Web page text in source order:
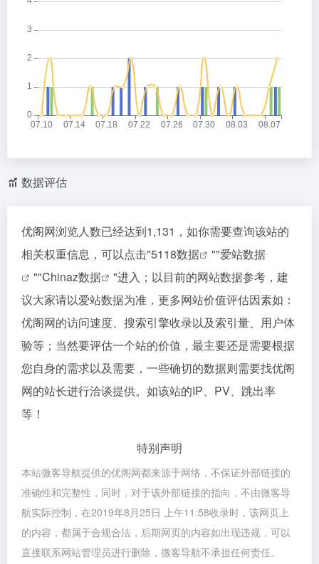
数据评估
优阁网浏览人数已经达到1,131，如你需要查询该站的
相关权重信息，可以点击"5118数据 ""爱站数据
""Chinaz数据
"进入；以目前的网站数据参考，建
议大家请以爱站数据为准，更多网站价值评估因素如：
优阁网的访问速度、搜索引擎收录以及索引量、用户体
验等；当然要评估一个站的价值，最主要还是需要根据
您自身的需求以及需要，一些确切的数据则需要找优阁
网的站长进行洽谈提供。如该站的IP、PV、跳出率
等！
特别声明
本站微客导航提供的优阁网都来源于网络，不保证外部链接的
准确性和完整性，同时，对于该外部链接的指向，不由微客导
航实际控制，在2019年8月25日 上午11:58收录时，该网页上
的内容，都属于合规合法，后期网页的内容如出现违规，可以
直接联系网站管理员进行删除，微客导航不承担任何责任。